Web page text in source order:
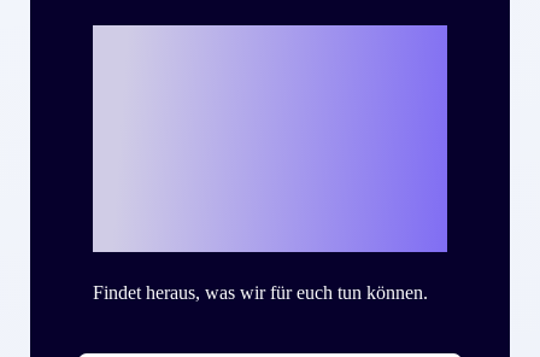
Findet heraus, was wir für euch tun können.